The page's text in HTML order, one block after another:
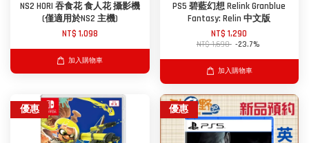
NS2 HORI 吞食花 食人花 攝影機
(僅適用於NS2 主機)
NT$ 1,098
加入購物車
PS5 碧藍幻想 Relink Granblue
Fantasy: Relin 中文版
NT$ 1,290
NT$ 1,690 -23.7%
加入購物車
優惠 優惠